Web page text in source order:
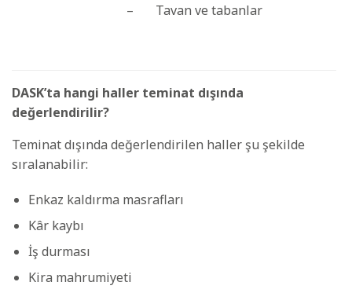
– Tavan ve tabanlar
DASK’ta hangi haller teminat dışında
değerlendirilir?
Teminat dışında değerlendirilen haller şu şekilde
sıralanabilir:
Enkaz kaldırma masrafları
Kâr kaybı
İş durması
Kira mahrumiyeti